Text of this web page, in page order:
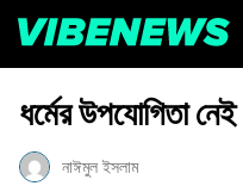
ধর্মের উপযোগিতা নেই
নাঈমুল ইসলাম